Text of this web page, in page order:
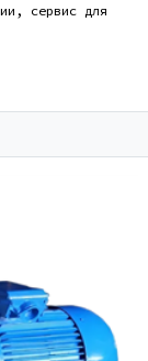
сервис для